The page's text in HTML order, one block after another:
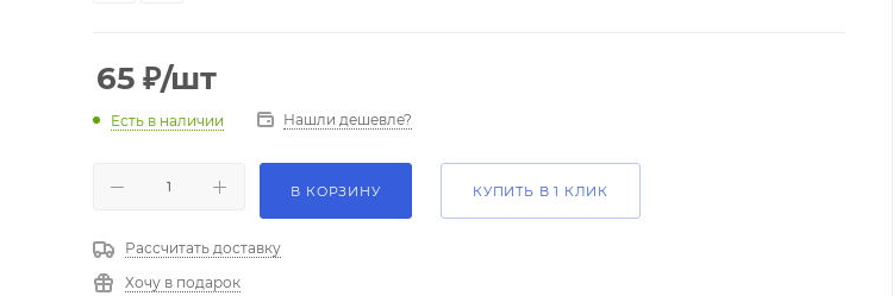
65 ₽/шт
Есть в наличии Нашли дешевле?
В КОРЗИНУ КУПИТЬ В 1 КЛИК
Рассчитать доставку
Хочу в подарок